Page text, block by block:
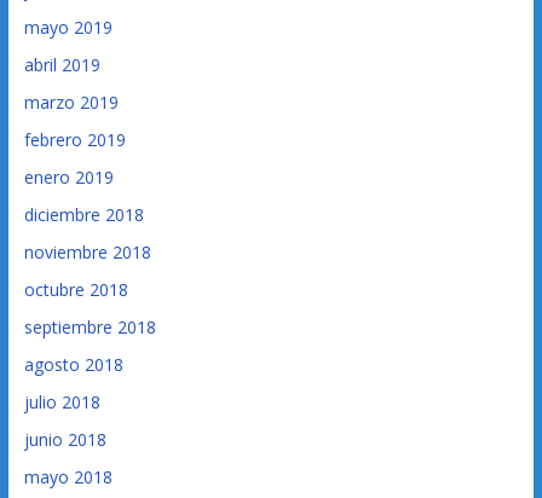
mayo 2019
abril 2019
marzo 2019
febrero 2019
enero 2019
diciembre 2018
noviembre 2018
octubre 2018
septiembre 2018
agosto 2018
julio 2018
junio 2018
mayo 2018